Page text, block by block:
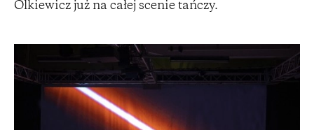
Olkiewicz już na całej scenie tańczy.